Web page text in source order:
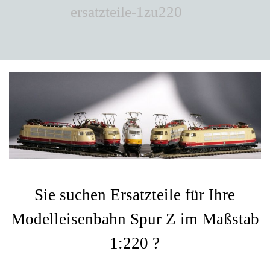
ersatzteile-1zu220
Sie suchen Ersatzteile für Ihre
Modelleisenbahn Spur Z im Maßstab
1:220 ?